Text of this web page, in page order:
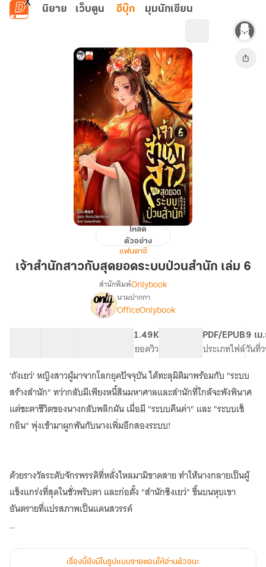
ข้ามไปยังเนื้อหาหลัก
นิยาย เว็บตูน อีบุ๊ก มุมนักเขียน
สาว
ระบบ
เล่ม
6
โหลด
ตัวอย่าง
แฟนตาซี
เจ้าสำนักสาวกับสุดยอดระบบป่วนสำนัก เล่ม 6
เรื่อง[จบ]
เจ้า
สำนัก
สาว
กับ
สุด
ยอด
ระบบ
ป่วน
สำนัก
สำนักพิมพ์Onlybook
นามปากกา
OfficeOnlybook
1.49K
ยอดวิว
PDF/EPUB
ประเภทไฟล์
9 เม
วันที่
'ถังเยว่' หญิงสาวผู้มาจากโลกยุคปัจจุบัน ได้ทะลุมิติมาพร้อมกับ "ระบบ
สร้างสำนัก" ทว่ากลับมีเพียงหนี้สินมหาศาลและสำนักที่ใกล้จะพังพินาศ
แต่ชะตาชีวิตของนางกลับพลิกผัน เมื่อมี "ระบบคืนค่า" และ "ระบบเช็
กอิน" พุ่งเข้ามาผูกพันกับนางเพิ่มอีกสองระบบ!
ด้วยรางวัลระดับจักรพรรดิที่หลั่งไหลมามิขาดสาย ทำให้นางกลายเป็นผู้
แข็งแกร่งที่สุดในชั่วพริบตา และก่อตั้ง "สำนักซิงเยว่" ขึ้นบนหุบเขา
อันตรายที่แปรสภาพเป็นแดนสวรรค์
ภารกิจแรกคือการรับศิษย์ นางดึงดูดอัจฉริยะมากมายด้วยพลังที่เหนือ
เรื่องนี้ยังมีในรูปแบบรายตอนให้อ่านด้วยนะ